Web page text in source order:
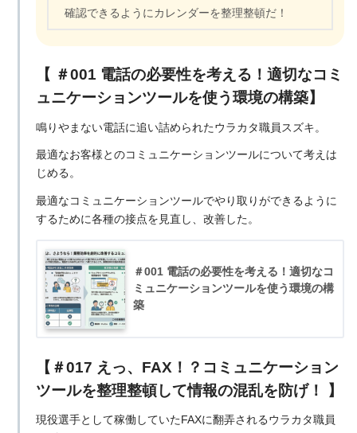
確認できるようにカレンダーを整理整頓だ！
【 ＃001 電話の必要性を考える！適切なコミ
ュニケーションツールを使う環境の構築】
鳴りやまない電話に追い詰められたウラカタ職員スズキ。
最適なお客様とのコミュニケーションツールについて考えは
じめる。
最適なコミュニケーションツールでやり取りができるように
するために各種の接点を見直し、改善した。
＃001 電話の必要性を考える！適切なコ
ミュニケーションツールを使う環境の構
築
【＃017 えっ、FAX！？コミュニケーション
ツールを整理整頓して情報の混乱を防げ！ 】
現役選手として稼働していたFAXに翻弄されるウラカタ職員